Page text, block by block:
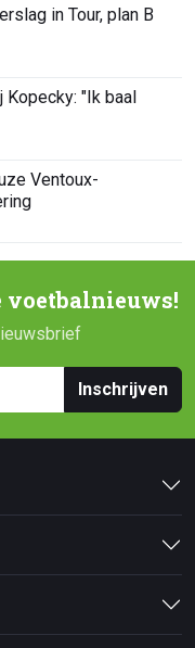
in Tour, plan B
Kopecky: "Ik baal
Ventoux-
Inschrijven